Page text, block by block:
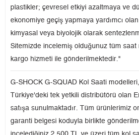
plastikler; çevresel etkiyi azaltmaya ve
ekonomiye geçiş yapmaya yardımcı
kimyasal veya biyolojik olarak
Sitemizde incelemiş olduğunuz tüm
kargo hizmeti ile gönderilmektedir."
G-SHOCK G-SQUAD Kol Saati
Türkiye'deki tek yetkili distribütörü olan
satışa sunulmaktadır. Tüm ürünlerimiz
garanti belgesi koduyla birlikte